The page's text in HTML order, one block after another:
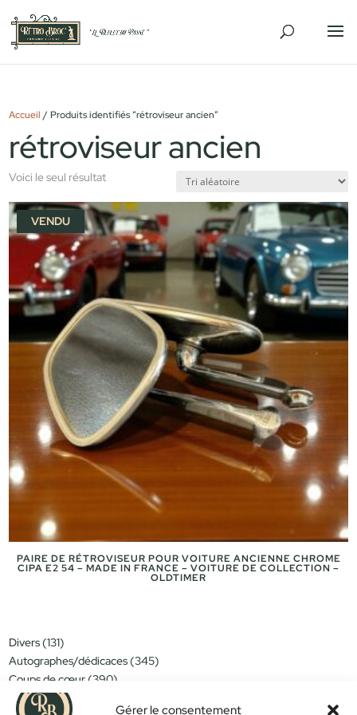
Gérer le consentement
Accueil / Produits identifiés “rétroviseur ancien”
rétroviseur ancien
Voici le seul résultat
VENDU
PAIRE DE RÉTROVISEUR POUR VOITURE ANCIENNE CHROME
CIPA E2 54 – MADE IN FRANCE – VOITURE DE COLLECTION –
OLDTIMER
Divers 131131
produits
Autographes/dédicaces 345345
Coups de cœur 390390
Miniatures/jouets
produits